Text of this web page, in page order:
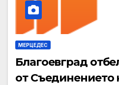
МЕРЦЕДЕС
Благоевград
от Съединението